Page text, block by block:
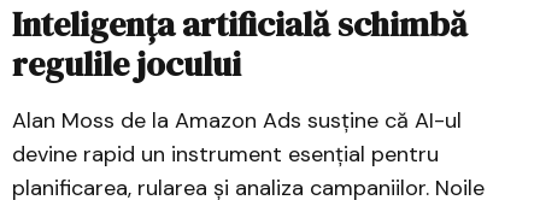
Inteligența artificială schimbă
regulile jocului
Alan Moss de la Amazon Ads susține că AI-ul
devine rapid un instrument esențial pentru
planificarea, rularea și analiza campaniilor. Noile